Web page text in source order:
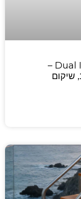
Dual Impact Shockwave Therapy –
שיקום